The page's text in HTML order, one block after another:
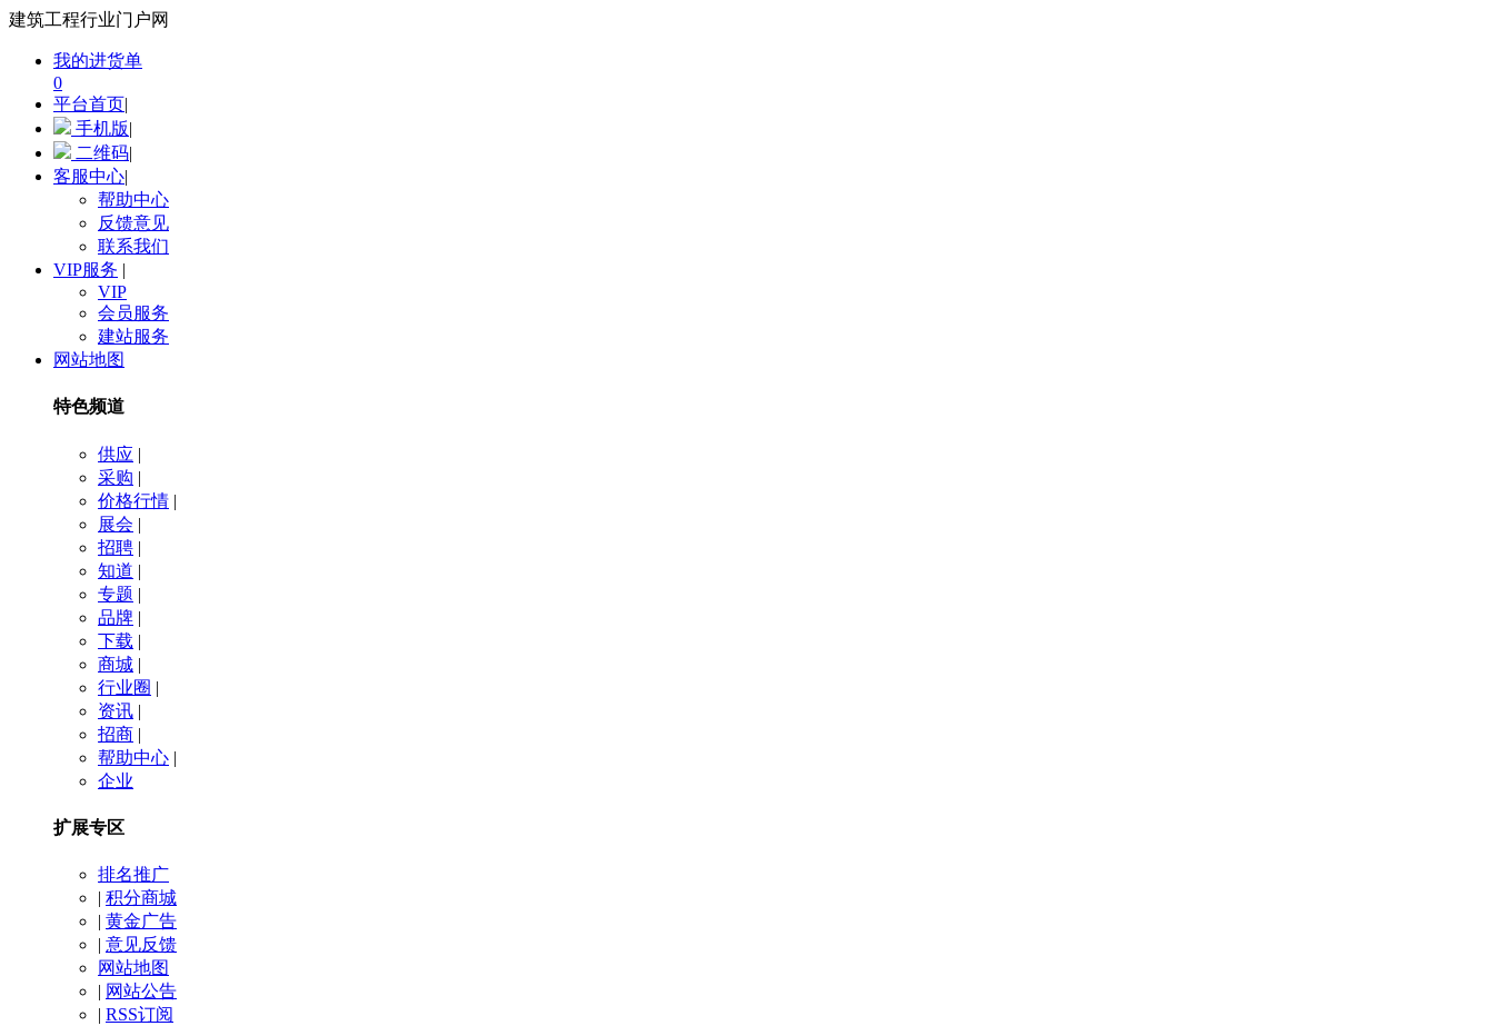
建筑工程行业门户网
我的进货单
0
平台首页|
手机版|
二维码|
客服中心|
帮助中心
反馈意见
联系我们
VIP服务 |
VIP
会员服务
建站服务
网站地图
特色频道
供应 |
采购 |
价格行情 |
展会 |
招聘 |
知道 |
专题 |
品牌 |
下载 |
商城 |
行业圈 |
资讯 |
招商 |
帮助中心 |
企业
扩展专区
排名推广
| 积分商城
| 黄金广告
| 意见反馈
网站地图
| 网站公告
| RSS订阅